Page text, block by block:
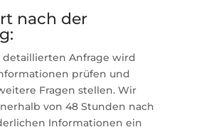
nach der
detaillierten Anfrage wird
prüfen und
Fragen stellen. Wir
von 48 Stunden nach
Informationen ein